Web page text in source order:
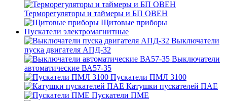
Терморегуляторы и таймеры и БП ОВЕН
Щитовые приборы
Пускатели электромагнитные
Выключатели
пуска двигателя АПД-32
Выключатели
автоматические ВА57-35
Пускатели ПМЛ 3100
Катушки пускателей ПАЕ
Пускатели ПМЕ